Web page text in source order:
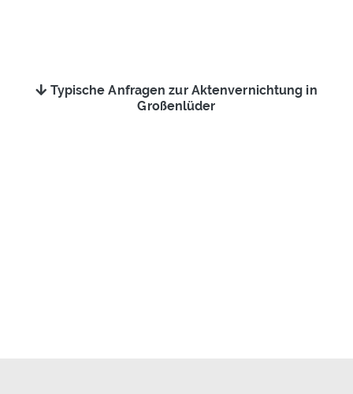
Typische Anfragen zur Aktenvernichtung in
Großenlüder